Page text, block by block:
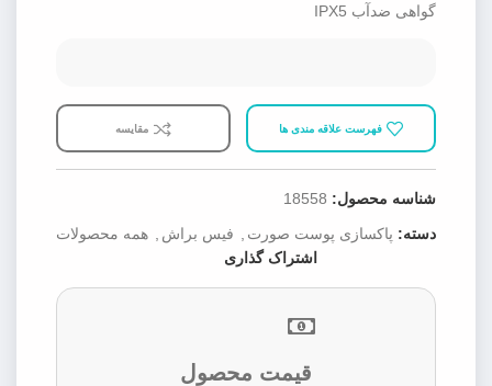
گواهی ضدآب IPX5
فهرست علاقه مندی ها مقایسه
شناسه محصول: 18558
دسته: پاکسازی پوست صورت فیس براش
همه محصولات
اشتراک گذاری
قیمت محصول